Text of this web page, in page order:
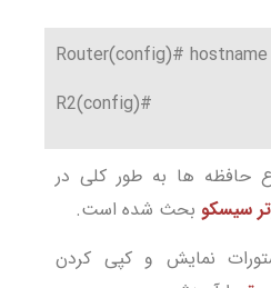
Router(config)# hostname
R2(config)#
حافظه ها به طور کلی در
سیسکو بحث شده است.
نمایش و کپی کردن